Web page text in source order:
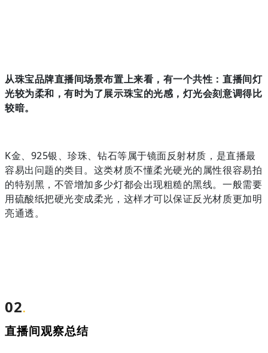
从珠宝品牌直播间场景布置上来看，有一个共性：直播间灯
光较为柔和，有时为了展示珠宝的光感，灯光会刻意调得比
较暗。
K金、925银、珍珠、钻石等属于镜面反射材质，是直播最
容易出问题的类目。这类材质不懂柔光硬光的属性很容易拍
的特别黑，不管增加多少灯都会出现粗糙的黑线。一般需要
用硫酸纸把硬光变成柔光，这样才可以保证反光材质更加明
亮通透。
02.
直播间观察总结